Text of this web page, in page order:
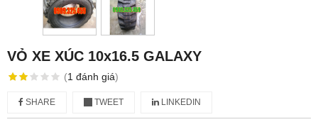
VỎ XE XÚC 10x16.5 GALAXY
(1 đánh giá)
SHARE TWEET LINKEDIN